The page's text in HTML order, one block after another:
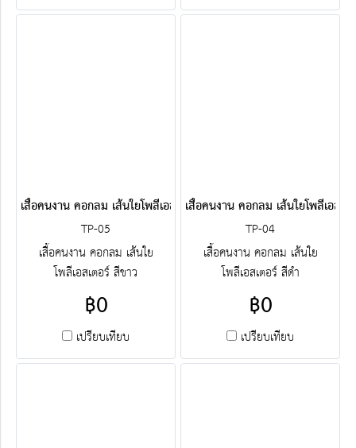
เสื้อคนงาน คอกลม เส้นใยโพลีเอสเตอร์ สีขาว
TP-05
เสื้อคนงาน คอกลม เส้นใย
โพลีเอสเตอร์ สีขาว
฿0
เปรียบเทียบ
เสื้อคนงาน คอกลม เส้นใยโพลีเอสเ
TP-04
เสื้อคนงาน คอกลม เส้นใย
โพลีเอสเตอร์ สีดำ
฿0
เปรียบเทียบ